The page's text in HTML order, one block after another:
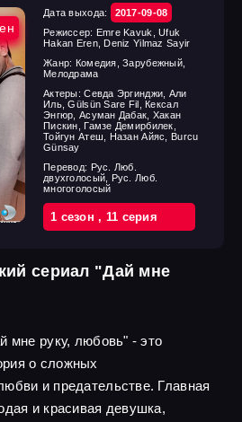
Дата выхода:
2017-09-08
Режиссер: Emre Kavuk, Ufuk
Hakan Eren, Deniz Yilmaz Sayir
Жанр: Комедия, Зарубежный,
Мелодрама
Актеры:Севда Эргинджи, Али
Иль, Gülsün Sare Fil, Кексал
Энгюр, Асуман Дабак, Хакан
Пискин, Гамзе Демирбилек,
Тойгун Атеш, Назан Айяс, Burcu
Günsay
Перевод: Рус. Люб.
двухголосый, Рус. Люб.
многоголосый
1 cезон, 11 cерия
сериал "Дай мне
мне руку, любовь" - это
о сложных
и предательстве. Главная
и красивая девушка,